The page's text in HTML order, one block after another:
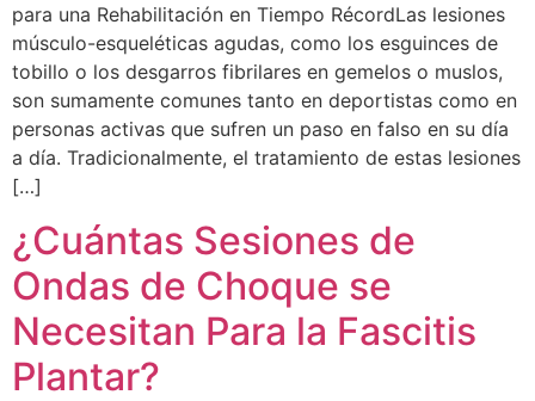
para una Rehabilitación en Tiempo RécordLas lesiones
músculo-esqueléticas agudas, como los esguinces de
tobillo o los desgarros fibrilares en gemelos o muslos,
son sumamente comunes tanto en deportistas como en
personas activas que sufren un paso en falso en su día
a día. Tradicionalmente, el tratamiento de estas lesiones
[…]
¿Cuántas Sesiones de
Ondas de Choque se
Necesitan Para la Fascitis
Plantar?